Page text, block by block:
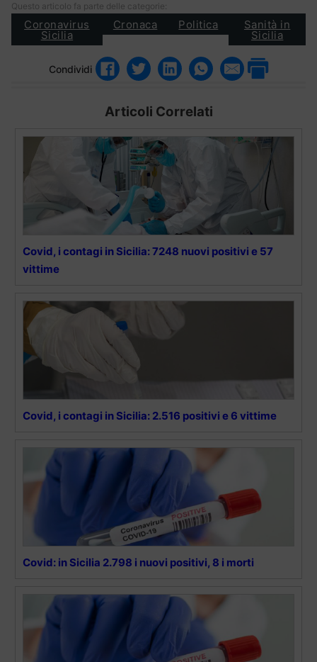
Questo articolo fa parte delle categorie:
Coronavirus
Sicilia
Cronaca Politica Sanità in
Sicilia
Condividi
Articoli Correlati
Covid, i contagi in Sicilia: 7248 nuovi positivi e 57
vittime
Covid, i contagi in Sicilia: 2.516 positivi e 6 vittime
Covid: in Sicilia 2.798 i nuovi positivi, 8 i morti